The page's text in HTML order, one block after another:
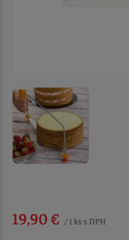
19,90 € / 1 ks s DPH